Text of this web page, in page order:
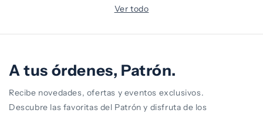
Ver todo
A tus órdenes, Patrón.
Recibe novedades, ofertas y eventos exclusivos.
Descubre las favoritas del Patrón y disfruta de los